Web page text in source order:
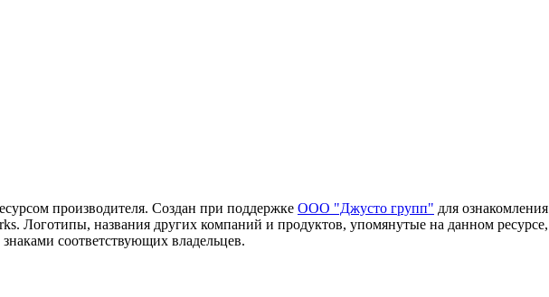
производителя. Создан при поддержке ООО "Джусто групп" для ознакомления
Логотипы, названия других компаний и продуктов, упомянутые на данном ресурсе,
соответствующих владельцев.